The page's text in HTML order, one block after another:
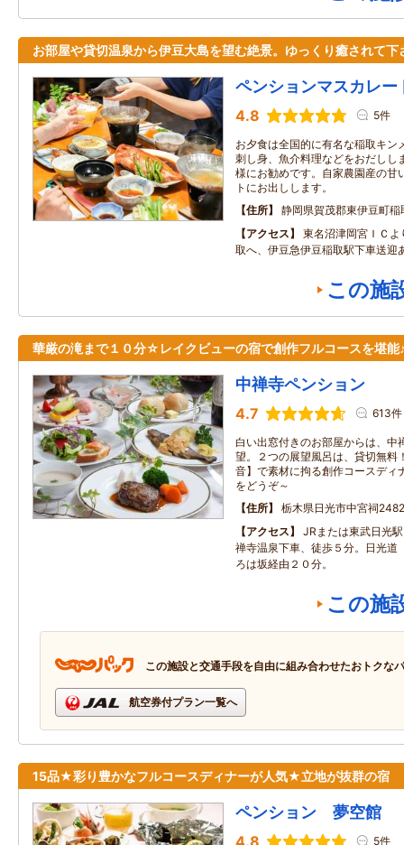
お部屋や貸切温泉から伊豆大島を望む絶景。ゆっくり癒されて下
ペンションマスカレー
4.8 5件
お夕食は全国的に有名な稲取キン
刺し身、魚介料理などをおだしし
様にお勧めです。自家農園産の甘
トにお出しします。
住所
静岡県賀茂郡東伊豆町
アクセス
東名沼津岡宮ＩＣ
取へ、伊豆急伊豆稲取駅下車送迎
この施
華厳の滝まで１０分☆レイクビューの宿で創作フルコースを堪能
中禅寺ペンション
4.7 613件
白い出窓付きのお部屋からは、中
望。２つの展望風呂は、貸切無料
音】で素材に拘る創作コースディ
をどうぞ～
住所
栃木県日光市中宮祠
アクセス
JRまたは東武日光
禅寺温泉下車、徒歩５分。日光道
ろは坂経由２０分。
この施
この施設と交通手段を自由に組み合わせたおトクな
航空券付プラン一覧へ
15品★彩り豊かなフルコースディナーが人気★立地が抜群の宿
ペンション 夢空館
5件